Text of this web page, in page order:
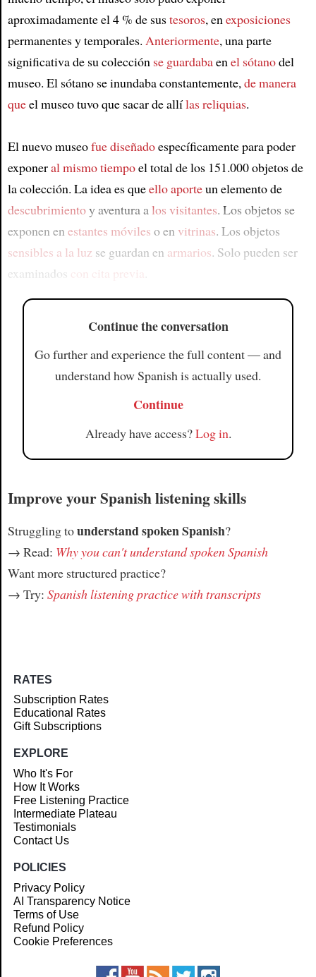
aproximadamente el 4 % de sustesoros, en exposiciones
permanentes y temporales. Anteriormente, una parte
significativa de su colección se guardabaen el sótanodel
museo. El sótano se inundaba constantemente, de manera
queel museo tuvo que sacar de allílas reliquias.
El nuevo museofue diseñadoespecíficamente para poder
exponeral mismo tiempoel total de los 151.000 objetos de
la colección. La idea es queello aporteun elemento de
descubrimientoy aventura a los visitantes. Los objetos se
exponen en estantes móviles o en vitrinas. Los objetos
sensibles a la luz se guardan en armarios. Solo pueden ser
examinados con cita previa
Continue the conversation
Go further and experience the full content — and
understand how Spanish is actually used.
Continue
Already have access?Log in.
Improve your Spanish listening skills
Struggling tounderstand spoken Spanish?
→ Read: Why you can't understand spoken Spanish
Want more structured practice?
→ Try: Spanish listening practice with transcripts
RATES
Subscription Rates
Educational Rates
Gift Subscriptions
EXPLORE
Who It's For
How It Works
Free Listening Practice
Intermediate Plateau
Testimonials
Contact Us
POLICIES
Privacy Policy
AI Transparency Notice
Terms of Use
Refund Policy
Cookie Preferences